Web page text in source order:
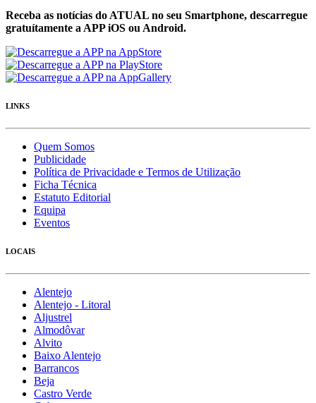
Receba as notícias do ATUAL no seu Smartphone, descarregue
gratuítamente a APP iOS ou Android.
LINKS
Quem Somos
Publicidade
Política de Privacidade e Termos de Utilização
Ficha Técnica
Estatuto Editorial
Equipa
Eventos
LOCAIS
Alentejo
Alentejo - Litoral
Aljustrel
Almodôvar
Alvito
Baixo Alentejo
Barrancos
Beja
Castro Verde